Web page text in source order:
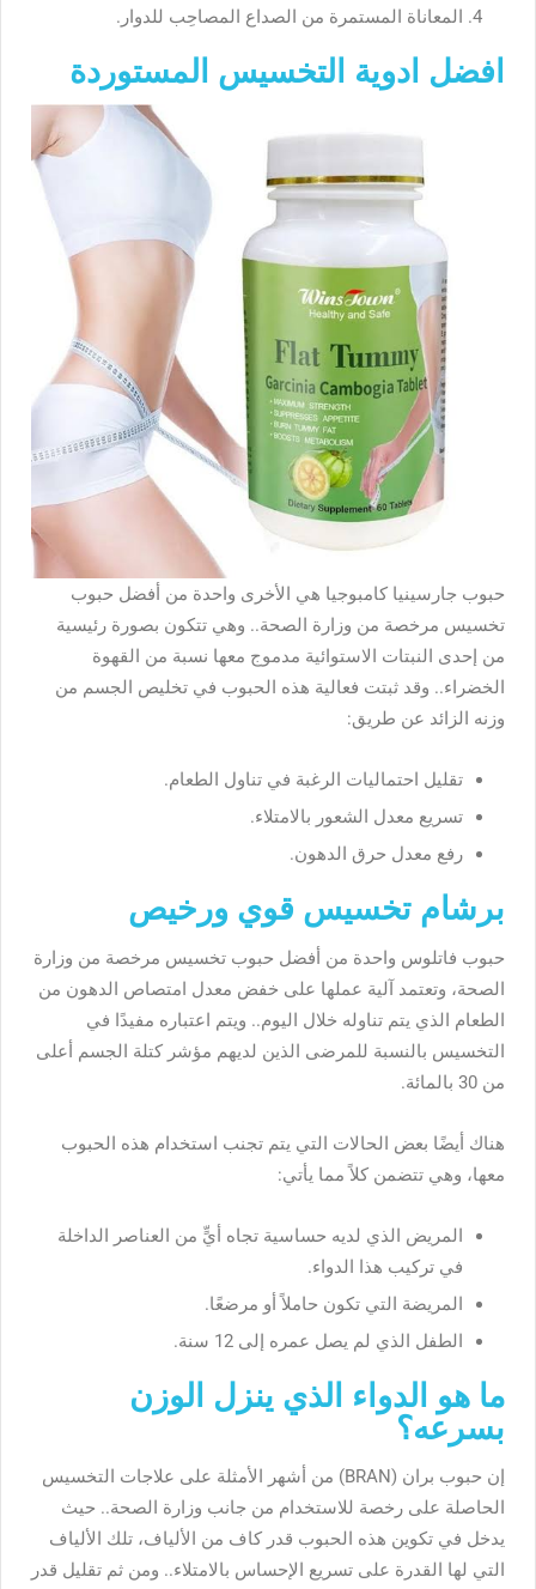
المعاناة المستمرة من الصداع المصاحِب للدوار.
افضل ادوية التخسيس المستوردة
حبوب جارسينيا كامبوجيا هي الأخرى واحدة من أفضل حبوب
تخسيس مرخصة من وزارة الصحة.. وهي تتكون بصورة رئيسية
من إحدى النبتات الاستوائية مدموج معها نسبة من القهوة
الخضراء.. وقد ثبتت فعالية هذه الحبوب في تخليص الجسم من
وزنه الزائد عن طريق:
تقليل احتماليات الرغبة في تناول الطعام.
تسريع معدل الشعور بالامتلاء.
رفع معدل حرق الدهون.
برشام تخسيس قوي ورخيص
حبوب فاتلوس واحدة من أفضل حبوب تخسيس مرخصة من وزارة
الصحة، وتعتمد آلية عملها على خفض معدل امتصاص الدهون من
الطعام الذي يتم تناوله خلال اليوم.. ويتم اعتباره مفيدًا في
التخسيس بالنسبة للمرضى الذين لديهم مؤشر كتلة الجسم أعلى
من 30 بالمائة.
هناك أيضًا بعض الحالات التي يتم تجنب استخدام هذه الحبوب
معها، وهي تتضمن كلاً مما يأتي:
المريض الذي لديه حساسية تجاه أيٍّ من العناصر الداخلة
في تركيب هذا الدواء.
المريضة التي تكون حاملاً أو مرضعًا.
الطفل الذي لم يصل عمره إلى 12 سنة.
ما هو الدواء الذي ينزل الوزن
بسرعه؟
إن حبوب بران (BRAN) من أشهر الأمثلة على علاجات التخسيس
الحاصلة على رخصة للاستخدام من جانب وزارة الصحة.. حيث
يدخل في تكوين هذه الحبوب قدر كاف من الألياف، تلك الألياف
التي لها القدرة على تسريع الإحساس بالامتلاء.. ومن ثم تقليل قدر